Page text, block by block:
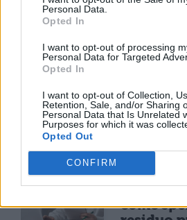
Personal Data.
Opted In
I want to opt-out of processing
Personal Data for Targeted
Opted In
I want to opt-out of Collection,
Retention, Sale, and/or Sharing
Personal Data that Is Unrelated
Purposes for which it was
Opted Out
CONFIRM
NEWS SCUOLA
NEWS SCUOLA
Carta
blocco
come